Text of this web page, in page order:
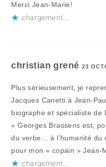
Merci Jean-Marie!
chargement…
christian grené 23
Plus sérieusement, je
Jacques Canetti à Jean-
biographe et spécialiste de
« Georges Brassens est,
du verbe… à l’humanité du
pour mon « copain » Jean-
chargement…